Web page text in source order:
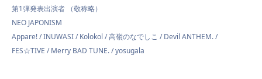
第1弾発表出演者 （敬称略）
NEO JAPONISM
Appare! / INUWASI / Kolokol / 高嶺のなでしこ / Devil ANTHEM. /
FES☆TIVE / Merry BAD TUNE. / yosugala